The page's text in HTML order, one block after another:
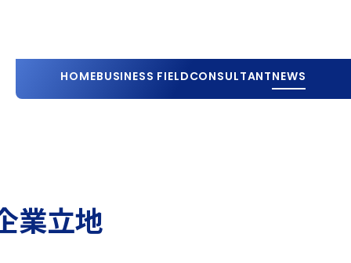
HOMEBUSINESS FIELDCONSULTANTNEWS
業立地